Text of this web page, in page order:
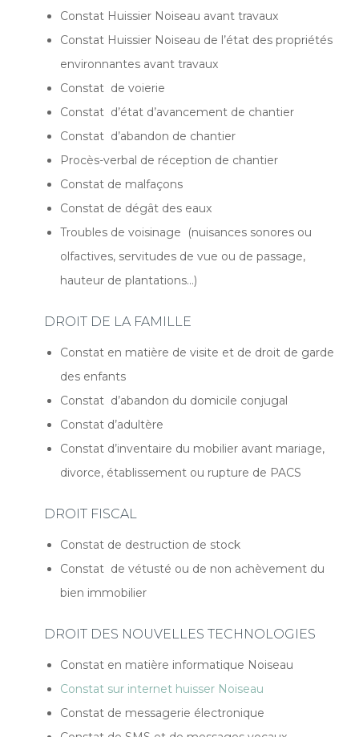
Constat Huissier Noiseau avant travaux
Constat Huissier Noiseau de l’état des propriétés
environnantes avant travaux
Constat de voierie
Constat d’état d’avancement de chantier
Constat d’abandon de chantier
Procès-verbal de réception de chantier
Constat de malfaçons
Constat de dégât des eaux
Troubles de voisinage (nuisances sonores ou
olfactives, servitudes de vue ou de passage,
hauteur de plantations…)
DROIT DE LA FAMILLE
Constat en matière de visite et de droit de garde
des enfants
Constat d’abandon du domicile conjugal
Constat d’adultère
Constat d’inventaire du mobilier avant mariage,
divorce, établissement ou rupture de PACS
DROIT FISCAL
Constat de destruction de stock
Constat de vétusté ou de non achèvement du
bien immobilier
DROIT DES NOUVELLES TECHNOLOGIES
Constat en matière informatique Noiseau
Constat sur internet huisser Noiseau
Constat de messagerie électronique